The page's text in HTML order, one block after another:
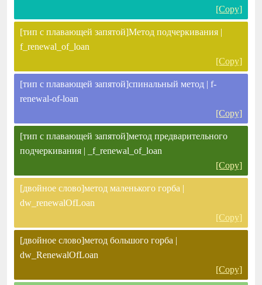
[Copy]
[тип с плавающей запятой]Метод подчеркивания |
f_renewal_of_loan
[Copy]
[тип с плавающей запятой]спинальный метод | f-
renewal-of-loan
[Copy]
[тип с плавающей запятой]метод предварительного
подчеркивания | _f_renewal_of_loan
[Copy]
[двойное слово]метод маленького горба |
dw_renewalOfLoan
[Copy]
[двойное слово]метод большого горба |
dw_RenewalOfLoan
[Copy]